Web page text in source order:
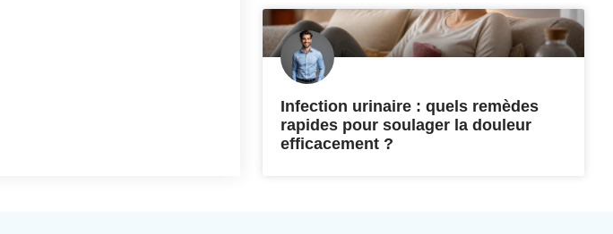
Infection urinaire : quels remèdes
rapides pour soulager la douleur
efficacement ?